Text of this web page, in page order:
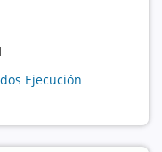
Ejecución